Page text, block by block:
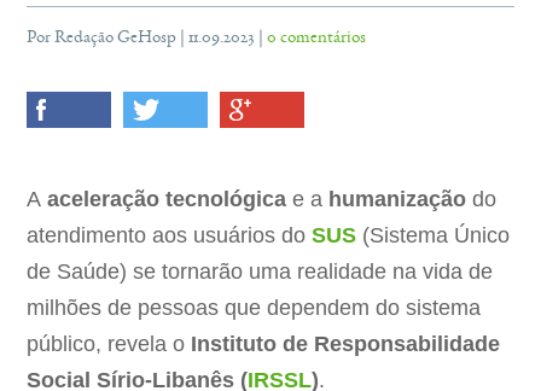
Por Redação GeHosp | 11.09.2023 |0 comentários
Aaceleração tecnológica e a humanização do
atendimento aos usuários doSUS (Sistema Único
de Saúde) se tornarão uma realidade na vida de
milhões de pessoas que dependem do sistema
público, revela o Instituto de Responsabilidade
Social Sírio-Libanês (IRSSL).